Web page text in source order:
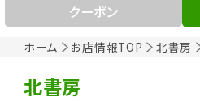
ホーム お店情報TOP 北書房
クーポン
北書房